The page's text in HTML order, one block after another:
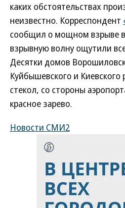
каких обстоятельствах
неизвестно. Корреспондент
сообщил о мощном взрыве
взрывную волну ощутили
Десятки домов
Куйбышевского и Киевского
стекол, со стороны
красное зарево.
Новости СМИ2